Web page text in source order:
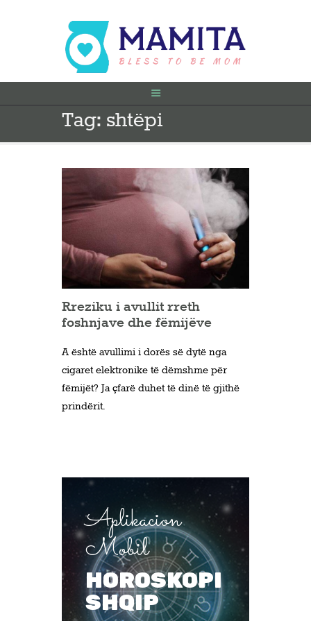
Tag: shtëpi
FILLIMI
PARA SHTATËZANIE
VITI I PARË
KONTAKT
Rreziku i avullit rreth
foshnjave dhe fëmijëve
A është avullimi i dorës së dytë nga
cigaret elektronike të dëmshme për
fëmijët? Ja çfarë duhet të dinë të gjithë
prindërit.
Aplikacion
Mobil
HOROSKOPI
SHQIP